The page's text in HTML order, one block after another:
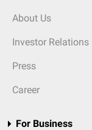
About Us
Investor Relations
Press
Career
For Business